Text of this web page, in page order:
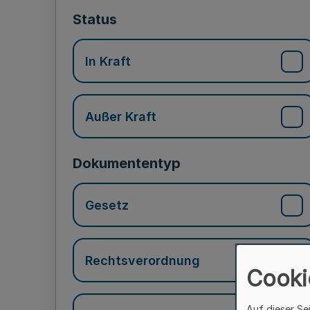
Status
In Kraft
Außer Kraft
Dokumententyp
Gesetz
Rechtsverordnung